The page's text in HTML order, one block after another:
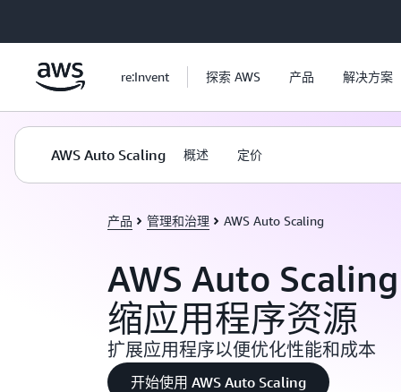
re:Invent 探索 AWS 产品 解决方案
AWS Auto Scaling 概述 定价
产品 管理和治理 AWS Auto Scaling
AWS Auto
缩应用程序资源
扩展应用程序以便优化性能和成本
开始使用 AWS Auto Scaling